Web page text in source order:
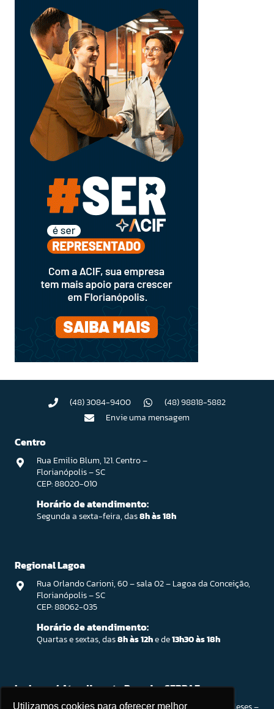
Utilizamos cookies para oferecer melhor
(48) 3084-9400
(48) 98818-5882
Envie uma mensagem
Centro
Rua Emilio Blum, 121. Centro –
Florianópolis – SC
CEP: 88020-010
Horário de atendimento:
Segunda a sexta-feira, das8h às 18h
Regional Lagoa
Rua Orlando Carioni, 60 – sala 02 – Lagoa da Conceição,
Florianópolis – SC
CEP: 88062-035
Horário de atendimento:
Quartas e sextas, das8h às 12he de13h30 às 18h
Ingleses / Atendimento Parceiro SEBRAE